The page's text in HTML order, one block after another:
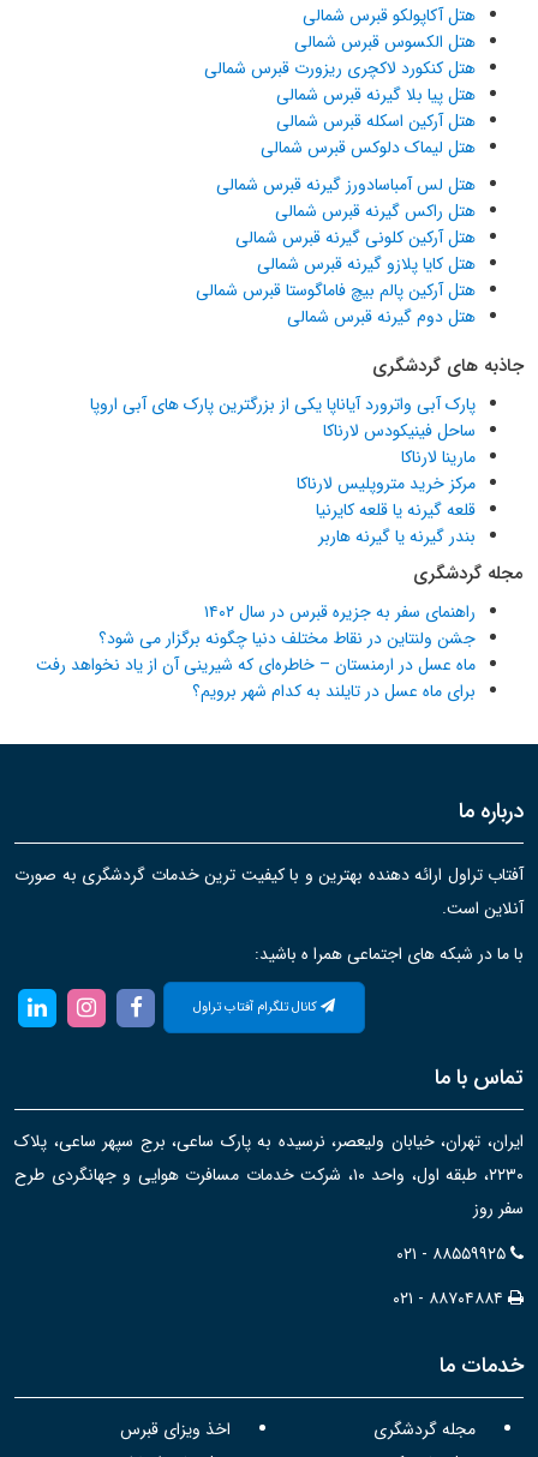
هتل آکاپولکو قبرس شمالی
هتل الکسوس قبرس شمالی
هتل کنکورد لاکچری ریزورت قبرس شمالی
هتل پیا بلا گیرنه قبرس شمالی
هتل آرکین اسکله قبرس شمالی
هتل لیماک دلوکس قبرس شمالی
هتل لس آمباسادورز گیرنه قبرس شمالی
هتل راکس گیرنه قبرس شمالی
هتل آرکین کلونی گیرنه قبرس شمالی
هتل کایا پلازو گیرنه قبرس شمالی
هتل آرکین پالم بیچ فاماگوستا قبرس شمالی
هتل دوم گیرنه قبرس شمالی
جاذبه های گردشگری
پارک آبی واترورد آیاناپا یکی از بزرگترین پارک های آبی اروپا
ساحل فینیکودس لارناکا
مارینا لارناکا
مرکز خرید متروپلیس لارناکا
قلعه گیرنه یا قلعه کایرنیا
بندر گیرنه یا گیرنه هاربر
مجله گردشگری
راهنمای سفر به جزیره قبرس در سال ۱۴۰۲
جشن ولنتاین در نقاط مختلف دنیا چگونه برگزار می شود؟
ماه عسل در ارمنستان – خاطره‌ای که شیرینی آن از یاد نخواهد رفت
برای ماه عسل در تایلند به کدام شهر برویم؟
درباره ما
آفتاب تراول ارائه دهنده بهترین و با کیفیت ترین خدمات گردشگری به صورت
آنلاین است.
با ما در شبکه های اجتماعی همرا ه باشید:
کانال تلگرام آفتاب تراول
تماس با ما
ایران، تهران، خیابان ولیعصر، نرسیده به پارک ساعی، برج سپهر ساعی، پلاک
۲۲۳۰، طبقه اول، واحد ۱۰، شرکت خدمات مسافرت هوایی و جهانگردی طرح
سفر روز
۰۲۱ - ۸۸۵۵۹۹۲۵
۰۲۱ - ۸۸۷۰۴۸۸۴
خدمات ما
مجله گردشگری
اخذ ویزای قبرس